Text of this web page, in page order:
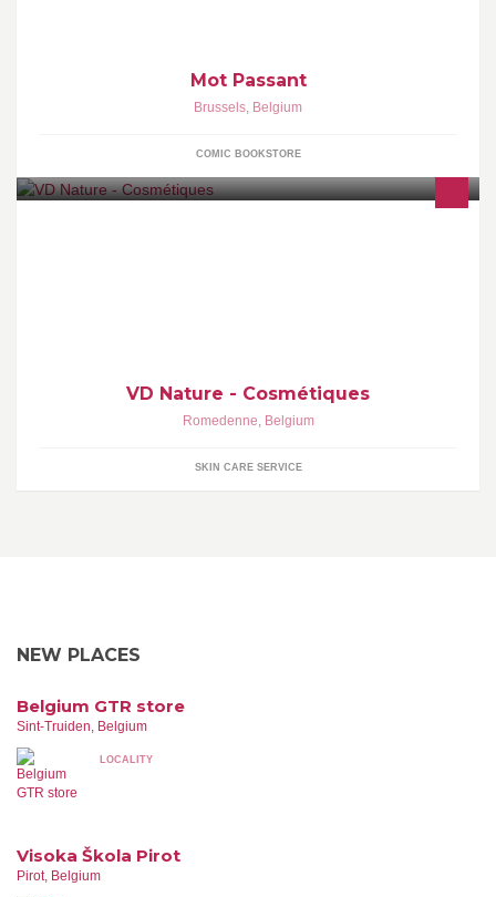
Mot Passant
Brussels, Belgium
COMIC BOOKSTORE
VD Nature - Cosmétiques
Romedenne, Belgium
SKIN CARE SERVICE
NEW PLACES
Belgium GTR store
Sint-Truiden, Belgium
LOCALITY
Visoka Škola Pirot
Pirot, Belgium